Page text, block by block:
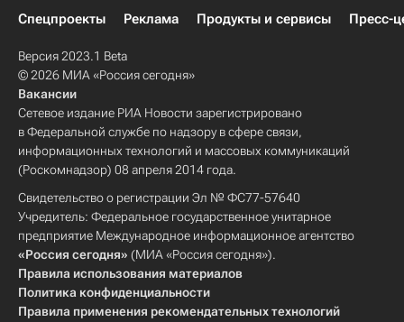
Спецпроекты
Реклама Продукты и сервисы Пресс-
Версия 2023.1 Beta
© 2026 МИА «Россия сегодня»
Вакансии
Сетевое издание РИА Новости зарегистрировано
в Федеральной службе по надзору в сфере связи,
информационных технологий и массовых коммуникаций
(Роскомнадзор) 08 апреля 2014 года.
Свидетельство о регистрации Эл № ФС77-57640
Учредитель: Федеральное государственное унитарное
предприятие Международное информационное агентство
«Россия сегодня» (МИА «Россия сегодня»).
Правила использования материалов
Политика конфиденциальности
Правила применения рекомендательных технологий